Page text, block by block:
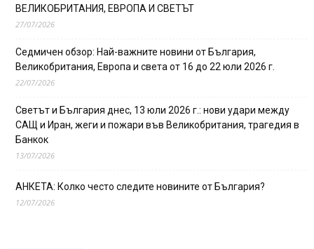
ВЕЛИКОБРИТАНИЯ, ЕВРОПА И СВЕТЪТ
27/07/2026
Седмичен обзор: Най-важните новини от България,
Великобритания, Европа и света от 16 до 22 юли 2026 г.
22/07/2026
Светът и България днес, 13 юли 2026 г.: нови удари между
САЩ и Иран, жеги и пожари във Великобритания, трагедия в
Банкок
13/07/2026
АНКЕТА: Колко често следите новините от България?
12/07/2026